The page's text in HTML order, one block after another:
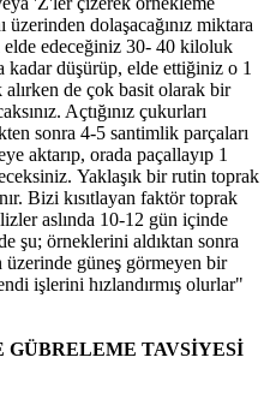
üzerinden dolaşacağınız miktara
elde edeceğiniz 30- 40 kiloluk
düşürüp, elde ettiğiniz o 1
de çok basit olarak bir
Açtığınız çukurları
sonra 4-5 santimlik parçaları
aktarıp, orada paçallayıp 1
Yaklaşık bir rutin toprak
Bizi kısıtlayan faktör toprak
aslında 10-12 gün içinde
şu; örneklerini aldıktan sonra
üzerinde güneş görmeyen bir
işlerini hızlandırmış olurlar"
GÜBRELEME TAVSİYESİ